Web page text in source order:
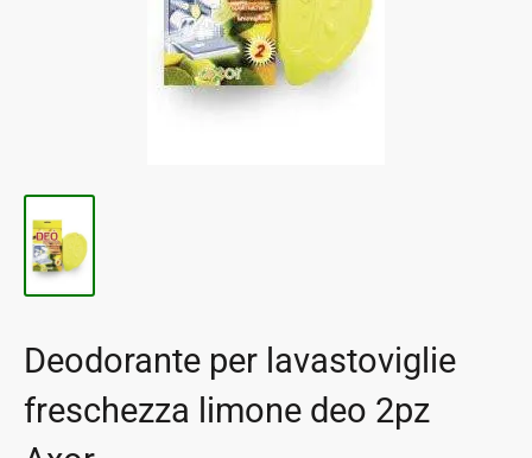
Deodorante per lavastoviglie
freschezza limone deo 2pz